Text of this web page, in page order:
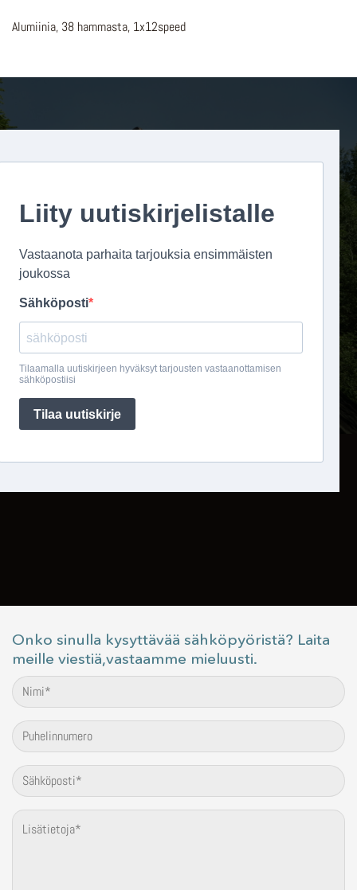
Alumiinia, 38 hammasta, 1x12speed
Onko sinulla kysyttävää sähköpyöristä? Laita
meille viestiä,vastaamme mieluusti.